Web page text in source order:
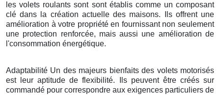
les volets roulants sont sont établis comme un composant
clé dans la création actuelle des maisons. Ils offrent une
amélioration à votre propriété en fournissant non seulement
une protection renforcée, mais aussi une amélioration de
l'consommation énergétique.
Adaptabilité Un des majeurs bienfaits des volets motorisés
est leur aptitude de flexibilité. Ils peuvent être créés sur
commandé pour correspondre aux exigences particuliers de